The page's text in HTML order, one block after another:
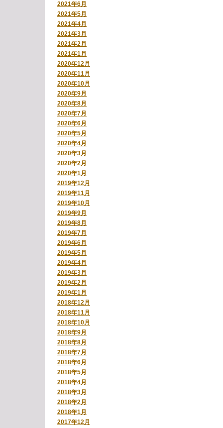
2021年6月
2021年5月
2021年4月
2021年3月
2021年2月
2021年1月
2020年12月
2020年11月
2020年10月
2020年9月
2020年8月
2020年7月
2020年6月
2020年5月
2020年4月
2020年3月
2020年2月
2020年1月
2019年12月
2019年11月
2019年10月
2019年9月
2019年8月
2019年7月
2019年6月
2019年5月
2019年4月
2019年3月
2019年2月
2019年1月
2018年12月
2018年11月
2018年10月
2018年9月
2018年8月
2018年7月
2018年6月
2018年5月
2018年4月
2018年3月
2018年2月
2018年1月
2017年12月